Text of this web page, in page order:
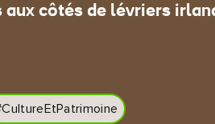
aux côtés de lévriers